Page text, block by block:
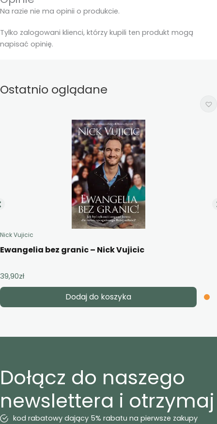
Na razie nie ma opinii o produkcie.
Tylko zalogowani klienci, którzy kupili ten produkt mogą
napisać opinię.
Ostatnio oglądane
Nick Vujicic
Ewangelia bez granic – Nick Vujicic
39,90zł
Dodaj do koszyka
Dołącz do naszego
newslettera i otrzymaj
kod rabatowy dający 5% rabatu na pierwsze zakupy